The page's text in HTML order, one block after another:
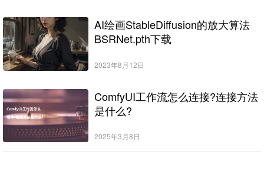
AI绘画StableDiffusion的放大算法
BSRNet.pth下载
2023年8月12日
ComfyUI工作流怎么连接?连接方法
是什么?
2025年3月8日